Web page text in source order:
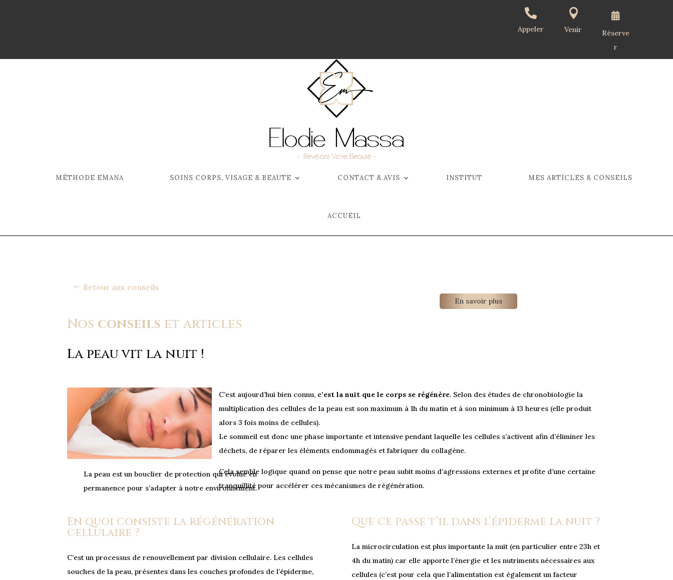

Appeler

Venir

Réserve
r
MÉTHODE EMANA SOINS CORPS, VISAGE & BEAUTE CONTACT & AVIS INSTITUT MES ARTICLES & CONSEILS
ACCUEIL
Retour aux conseils
Nos conseils et articles
La peau vit la nuit !
En savoir plus
La peau est un bouclier de protection qui évolue en
permanence pour s’adapter à notre environnement.
C’est aujourd’hui bien connu, c’est la nuit que le corps se régénère. Selon des études de chronobiologie la
multiplication des cellules de la peau est son maximum à 1h du matin et à son minimum à 13 heures (elle produit
alors 3 fois moins de cellules).
Le sommeil est donc une phase importante et intensive pendant laquelle les cellules s’activent afin d’éliminer les
déchets, de réparer les éléments endommagés et fabriquer du collagène.
Cela semble logique quand on pense que notre peau subit moins d’agressions externes et profite d’une certaine
tranquillité pour accélérer ces mécanismes de régénération.
En quoi consiste la régénération
cellulaire ?
C’est un processus de renouvellement par division cellulaire. Les cellules
souches de la peau, présentes dans les couches profondes de l’épiderme,
Que ce passe t’il dans l’épiderme la nuit ?
La microcirculation est plus importante la nuit (en particulier entre 23h et
4h du matin) car elle apporte l’énergie et les nutriments nécessaires aux
cellules (c’est pour cela que l’alimentation est également un facteur